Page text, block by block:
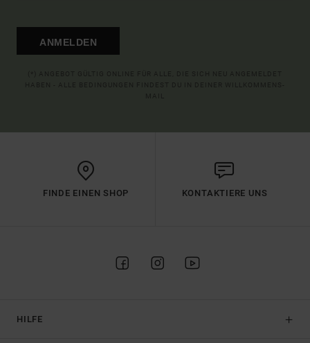
ANMELDEN
FINDE EINEN SHOP KONTAKTIERE UNS
HILFE